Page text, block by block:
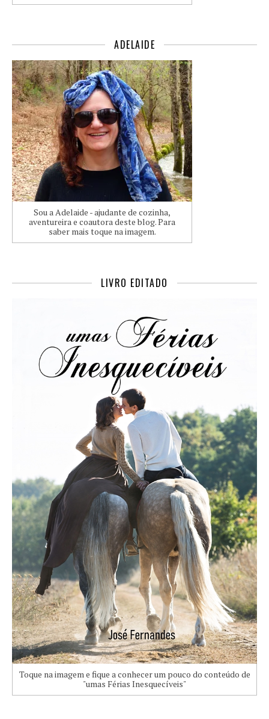
ADELAIDE
Sou a Adelaide - ajudante de cozinha,
aventureira e coautora deste blog. Para
saber mais toque na imagem.
LIVRO EDITADO
Toque na imagem e fique a conhecer um pouco do conteúdo de
"umas Férias Inesquecíveis"